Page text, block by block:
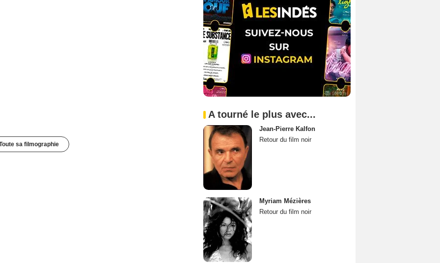
sa filmographie
A tourné le plus avec...
Jean-Pierre Kalfon
Retour du film noir
Myriam Mézières
Retour du film noir